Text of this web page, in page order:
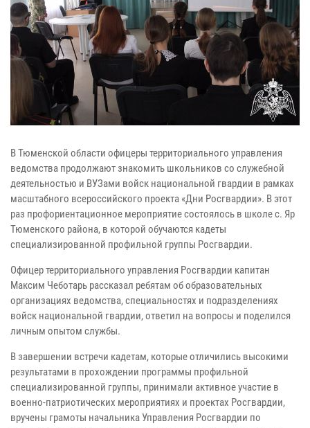
В Тюменской области офицеры территориального управления
ведомства продолжают знакомить школьников со служебной
деятельностью и ВУЗами войск национальной гвардии в рамках
масштабного всероссийского проекта «Дни Росгвардии». В этот
раз профориентационное мероприятие состоялось в школе с. Яр
Тюменского района, в которой обучаются кадеты
специализированной профильной группы Росгвардии.
Офицер территориального управления Росгвардии капитан
Максим Чеботарь рассказал ребятам об образовательных
организациях ведомства, специальностях и подразделениях
войск национальной гвардии, ответил на вопросы и поделился
личным опытом службы.
В завершении встречи кадетам, которые отличились высокими
результатами в прохождении программы профильной
специализированной группы, принимали активное участие в
военно-патриотических мероприятиях и проектах Росгвардии,
вручены грамоты начальника Управления Росгвардии по